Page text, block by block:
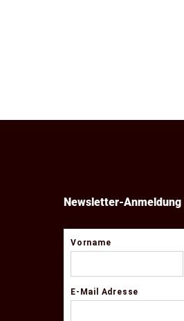
Newsletter-Anmeldung